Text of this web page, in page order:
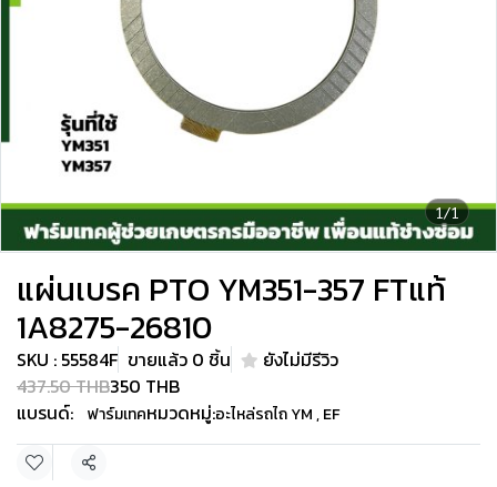
1/1
แผ่นเบรค PTO YM351-357 FTแท้
1A8275-26810
SKU : 55584F ขายแล้ว 0 ชิ้น
ยังไม่มีรีวิว
437.50 THB350 THB
แบรนด์:
ฟาร์มเทคหมวดหมู่:อะไหล่รถไถ YM , EF
แชร์